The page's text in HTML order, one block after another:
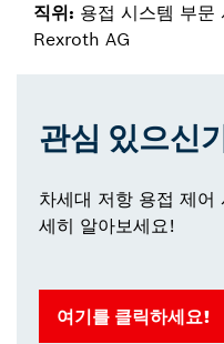
직위: 용접 시스템 부
Rexroth AG
관심 있으신
차세대 저항 용접 제
세히 알아보세요!
여기를 클릭하세요!